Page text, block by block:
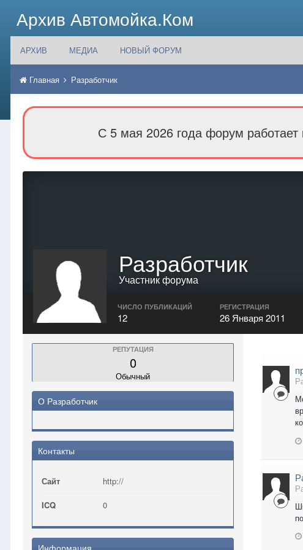
Архив Автомойка.Ком
АРХИВ МЕДИА НОВЫЙ ФОРУМ
Главная Разработчик
С 5 мая 2026 года форум работает
Разработчик
Участник форума
ЧИСЛО ПУБЛИКАЦИЙ
12
РЕГИСТРАЦИЯ
26 Января 2011
РЕПУТАЦИЯ
0
Обычный
О Разработчик
Контакты
Сайт http://
ICQ 0
Информация